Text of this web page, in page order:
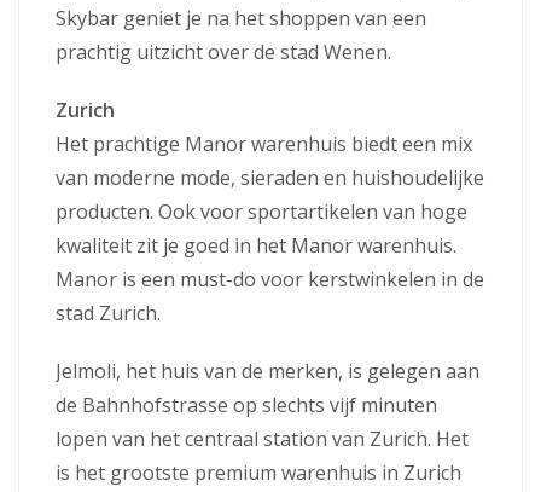
Skybar geniet je na het shoppen van een
prachtig uitzicht over de stad Wenen.
Zurich
Het prachtige Manor warenhuis biedt een mix
van moderne mode, sieraden en huishoudelijke
producten. Ook voor sportartikelen van hoge
kwaliteit zit je goed in het Manor warenhuis.
Manor is een must-do voor kerstwinkelen in de
stad Zurich.
Jelmoli, het huis van de merken, is gelegen aan
de Bahnhofstrasse op slechts vijf minuten
lopen van het centraal station van Zurich. Het
is het grootste premium warenhuis in Zurich